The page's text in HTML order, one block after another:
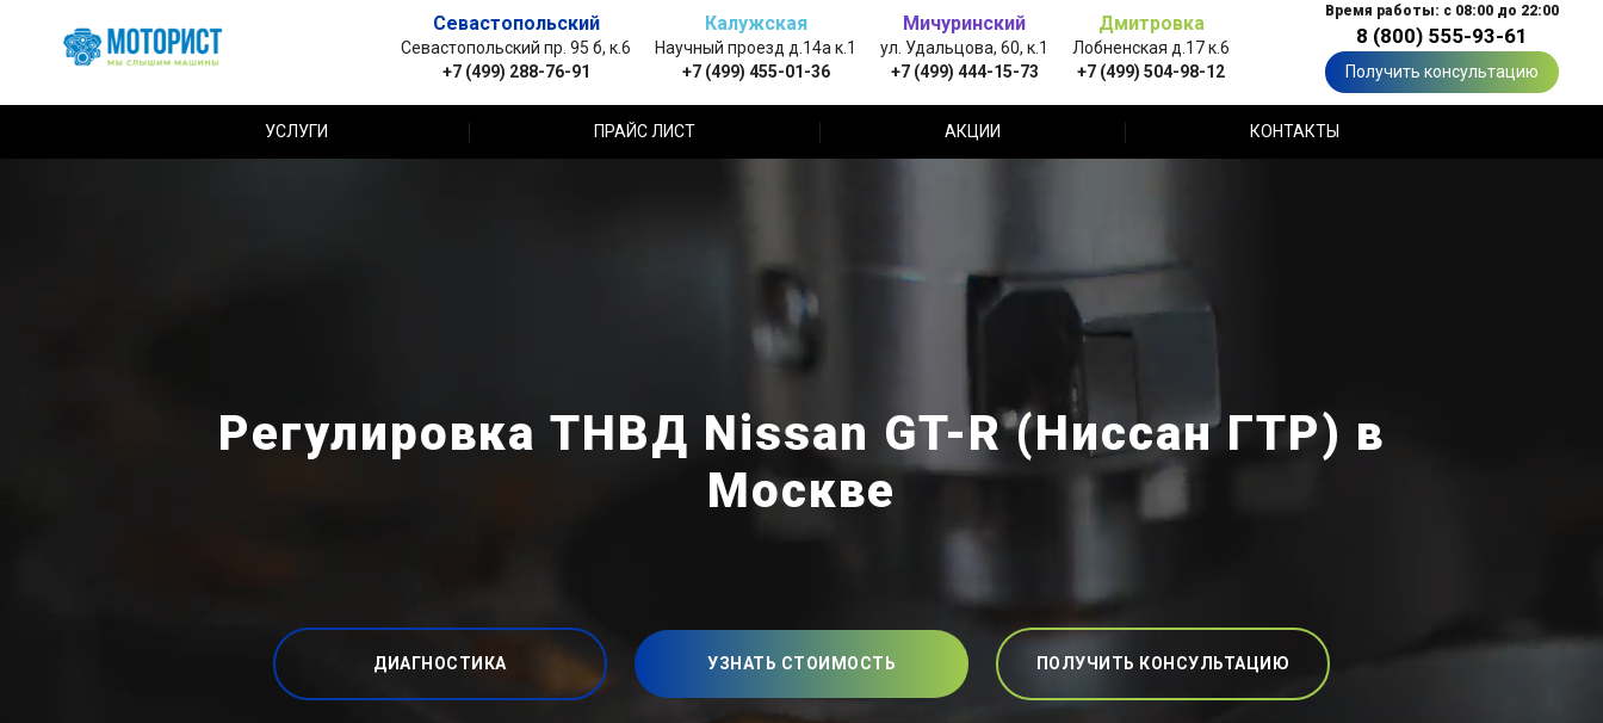
Севастопольский
Севастопольский пр. 95 б, к.6
+7 (499) 288-76-91
Калужская
Научный проезд д.14а к.1
+7 (499) 455-01-36
Мичуринский
ул. Удальцова, 60, к.1
+7 (499) 444-15-73
Дмитровка
Лобненская д.17 к.6
+7 (499) 504-98-12
Время работы: с 08:00 до 22:00
8 (800) 555-93-61
Получить консультацию
УСЛУГИ ПРАЙС ЛИСТ АКЦИИ КОНТАКТЫ
Регулировка ТНВД Nissan GT-R (Ниссан ГТР) в
Москве
ДИАГНОСТИКА УЗНАТЬ СТОИМОСТЬ ПОЛУЧИТЬ КОНСУЛЬТАЦИЮ